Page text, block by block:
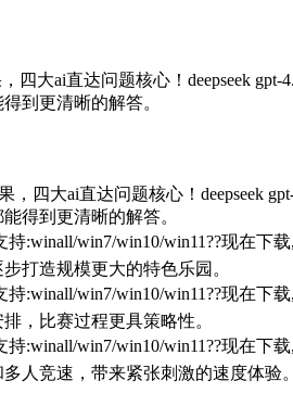
四大ai直达问题核心！deepseek
到更清晰的解答。
，四大ai直达问题核心！deepseek
得到更清晰的解答。
持:winall/win7/win10/win11??现在
打造规模更大的特色乐园。
持:winall/win7/win10/win11??现在
，比赛过程更具策略性。
持:winall/win7/win10/win11??现在
人竞速，带来紧张刺激的速度体验。